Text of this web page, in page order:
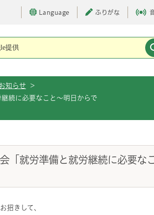
Language ふりがな
知らせ
>
続に必要なこと～明日からで
「就労準備と就労継続に必要な
招きして、